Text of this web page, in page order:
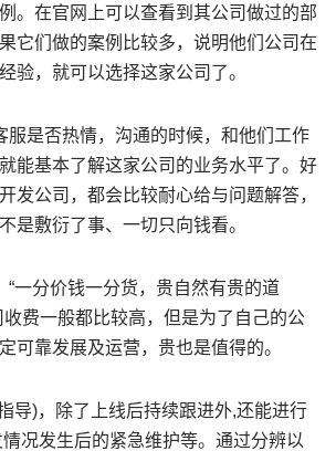
。在官网上可以查看到其公司做过的部
它们做的案例比较多，说明他们公司在
验，就可以选择这家公司了。
服是否热情，沟通的时候，和他们工作
能基本了解这家公司的业务水平了。好
发公司，都会比较耐心给与问题解答，
是敷衍了事、一切只向钱看。
“一分价钱一分货，贵自然有贵的道
收费一般都比较高，但是为了自己的公
可靠发展及运营，贵也是值得的。
导)，除了上线后持续跟进外,还能进行
况发生后的紧急维护等。通过分辨以